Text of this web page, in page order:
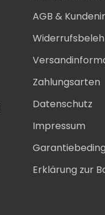
AGB &
Zahlungsarten
Datenschutz
Impressum
Erklärung zur